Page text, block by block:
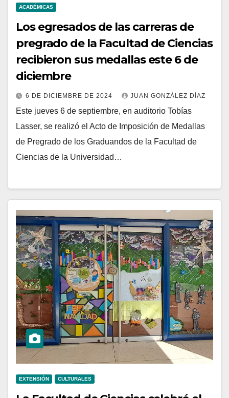
ACADÉMICAS
Los egresados de las carreras de
pregrado de la Facultad de Ciencias
recibieron sus medallas este 6 de
diciembre
6 DE DICIEMBRE DE 2024 JUAN GONZÁLEZ DÍAZ
Este jueves 6 de septiembre, en auditorio Tobías
Lasser, se realizó el Acto de Imposición de Medallas
de Pregrado de los Graduandos de la Facultad de
Ciencias de la Universidad…
EXTENSIÓN CULTURALES